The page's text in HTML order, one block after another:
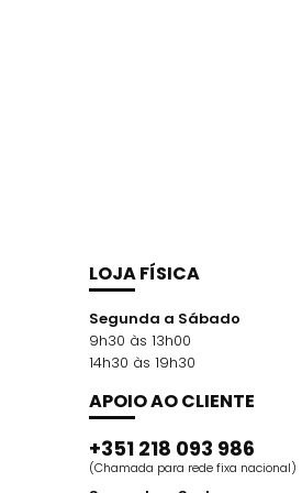
LOJA FÍSICA
Segunda a Sábado
9h30 às 13h00
14h30 às 19h30
APOIO AO CLIENTE
+351 218 093 986
(Chamada para rede fixa nacional)